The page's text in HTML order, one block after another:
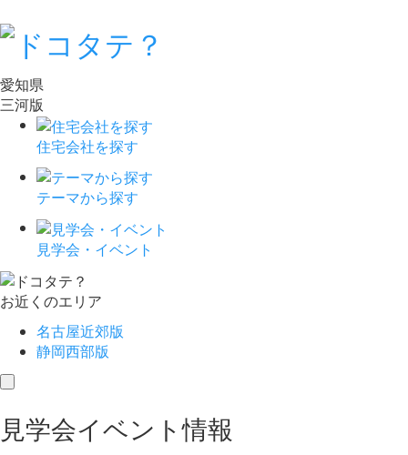
愛知県
三河版
住宅会社を探す
テーマから探す
見学会・イベント
お近くのエリア
名古屋近郊版
静岡西部版
toggle
見学会イベント情報